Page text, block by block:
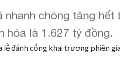
nhanh chóng tăng
là 1.627 tỷ đồng.
đánh cồng khai trương phiên